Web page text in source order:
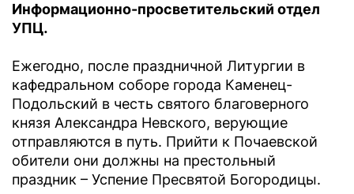
Информационно-просветительский отдел
УПЦ.
Ежегодно, после праздничной Литургии в
кафедральном соборе города Каменец-
Подольский в честь святого благоверного
князя Александра Невского, верующие
отправляются в путь. Прийти к Почаевской
обители они должны на престольный
праздник – Успение Пресвятой Богородицы.